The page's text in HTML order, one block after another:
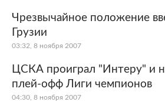
Чрезвычайное положение
Грузии
03:32, 8 ноября 2007
ЦСКА проиграл "Интеру" и
плей-офф Лиги чемпионов
04:30, 8 ноября 2007